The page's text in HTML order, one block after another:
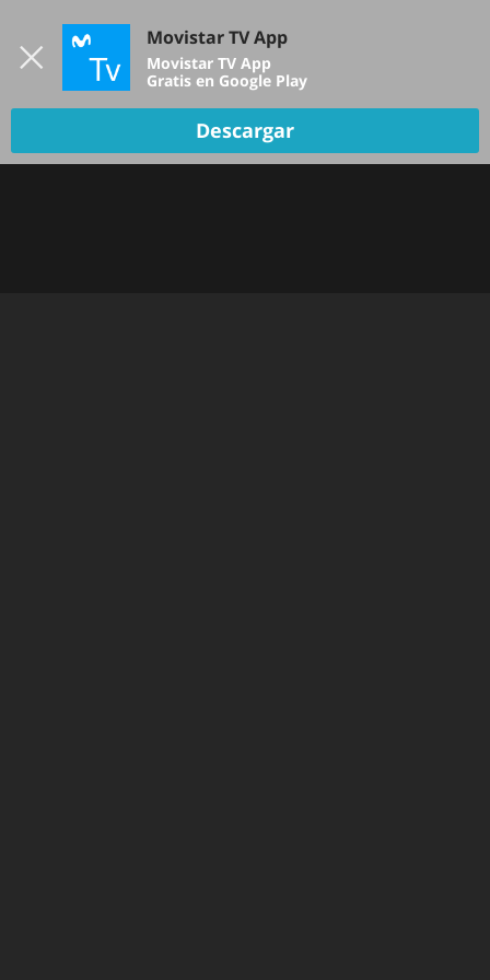
TV EN VIVO
Movistar TV App
Movistar TV App
Gratis en Google Play
Descargar